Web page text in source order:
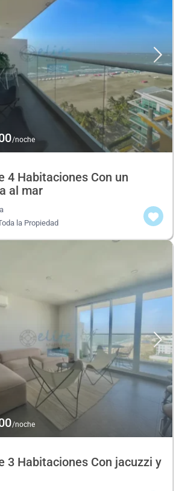
/noche
4 Habitaciones Con un
al mar
la Propiedad
/noche
3 Habitaciones Con jacuzzi y